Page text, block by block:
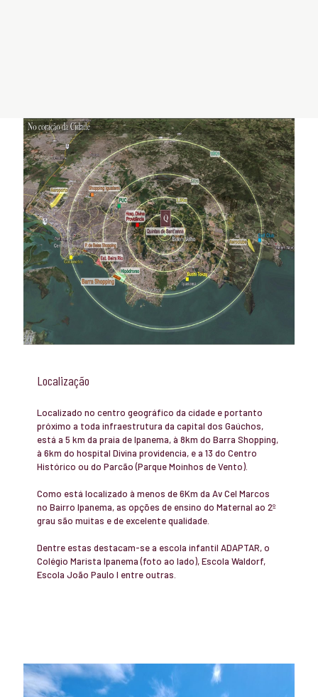
Localização
Localizado no centro geográfico da cidade e portanto
próximo a toda infraestrutura da capital dos Gaúchos,
está a 5 km da praia de Ipanema, à 8km do Barra Shopping,
à 6km do hospital Divina providencia, e a 13 do Centro
Histórico ou do Parcão (Parque Moinhos de Vento).
Como está localizado à menos de 6Km da Av Cel Marcos
no Bairro Ipanema, as opções de ensino do Maternal ao 2º
grau são muitas e de excelente qualidade.
Dentre estas destacam-se a escola infantil ADAPTAR, o
Colégio Marista Ipanema (foto ao lado), Escola Waldorf,
Escola João Paulo I entre outras.